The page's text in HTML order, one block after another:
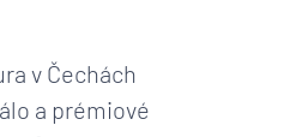
v Čechách
a prémiové